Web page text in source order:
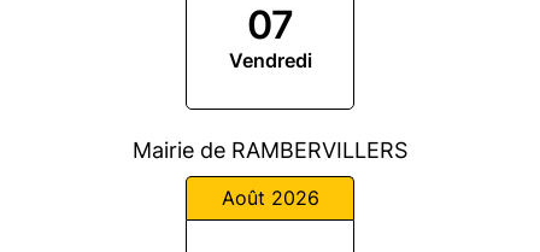
07
Vendredi
Mairie de RAMBERVILLERS
Août 2026